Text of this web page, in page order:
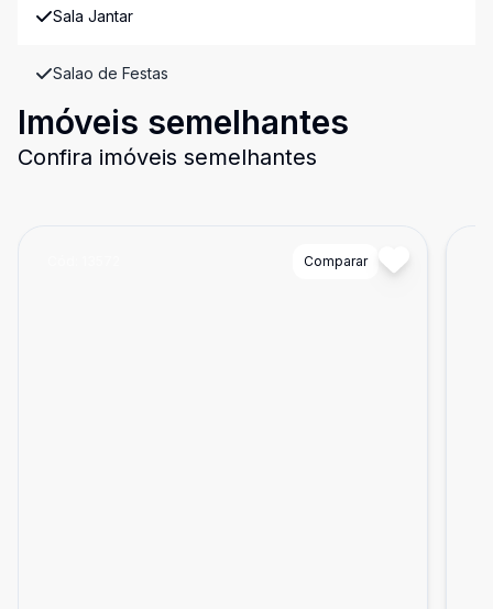
Sala Jantar
Salao de Festas
Imóveis semelhantes
Confira imóveis semelhantes
Comparar